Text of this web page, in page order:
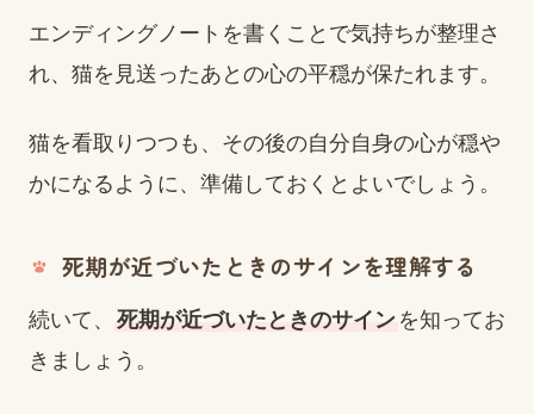
エンディングノートを書くことで気持ちが整理さ
れ、猫を見送ったあとの心の平穏が保たれます。
猫を看取りつつも、その後の自分自身の心が穏や
かになるように、準備しておくとよいでしょう。
死期が近づいたときのサインを理解する
続いて、 死期が近づいたときのサインを知ってお
きましょう。